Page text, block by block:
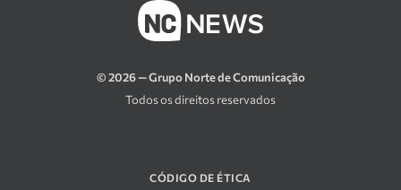
© 2026 — Grupo Norte de Comunicação
Todos os direitos reservados
CÓDIGO DE ÉTICA